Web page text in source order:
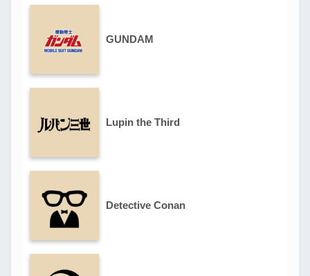
GUNDAM
Lupin the Third
Detective Conan